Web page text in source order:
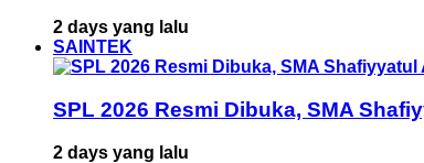
2 days yang lalu
SAINTEK
SPL 2026 Resmi Dibuka, SMA
2 days yang lalu